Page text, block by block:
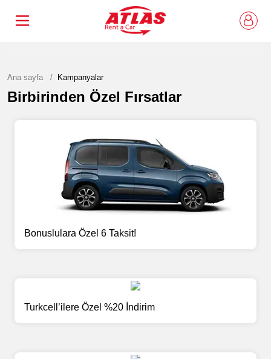
Ana sayfa Kampanyalar
Birbirinden Özel Fırsatlar
Bonuslulara Özel 6 Taksit!
Turkcell’ilere Özel %20 İndirim